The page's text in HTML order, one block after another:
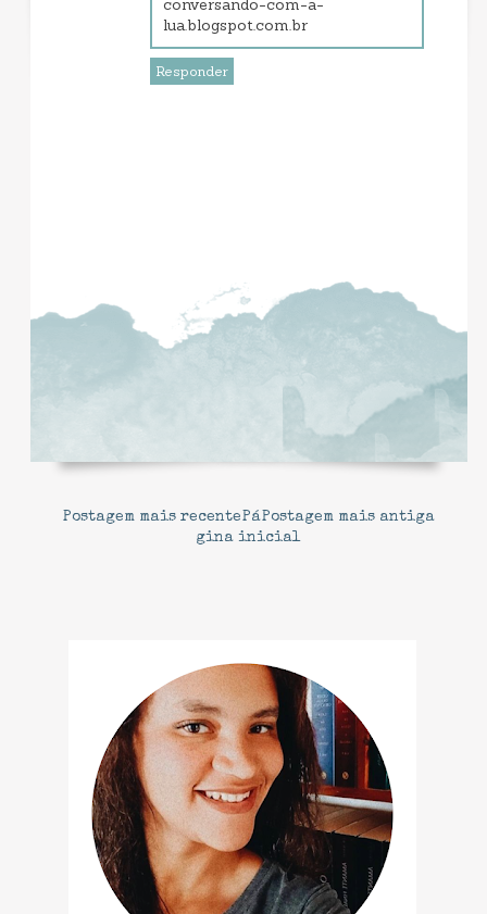
conversando-com-a-
lua.blogspot.com.br
Responder
Postagem mais recente Postagem mais antiga
Pá
gina inicial